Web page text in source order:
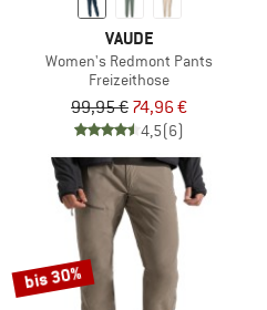
VAUDE
Women's Redmont Pants
Freizeithose
99,95 € 74,96 €
4,5(6)
bis 30%